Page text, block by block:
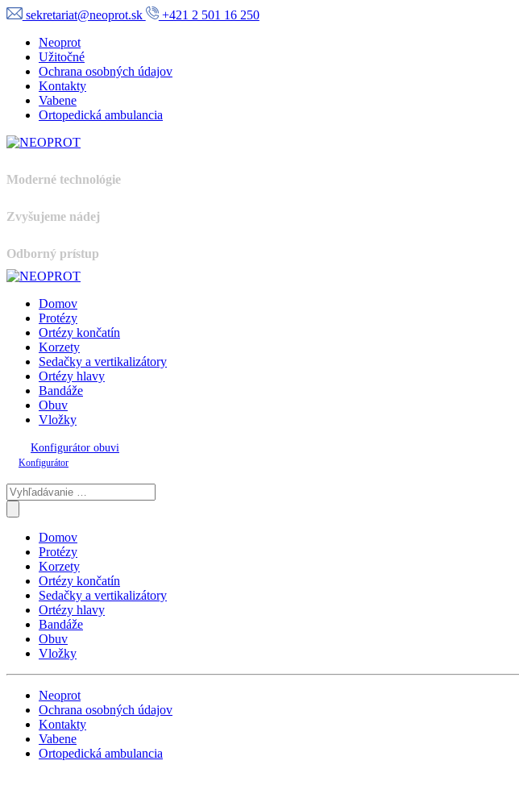
sekretariat@neoprot.sk
+421 2 501 16 250
Neoprot
Užitočné
Ochrana osobných údajov
Kontakty
Vabene
Ortopedická ambulancia
Moderné technológie
Zvyšujeme nádej
Odborný prístup
Domov
Protézy
Ortézy končatín
Korzety
Sedačky a vertikalizátory
Ortézy hlavy
Bandáže
Obuv
Vložky
Konfigurátor obuvi
Konfigurátor
Domov
Protézy
Korzety
Ortézy končatín
Sedačky a vertikalizátory
Ortézy hlavy
Bandáže
Obuv
Vložky
Neoprot
Ochrana osobných údajov
Kontakty
Vabene
Ortopedická ambulancia